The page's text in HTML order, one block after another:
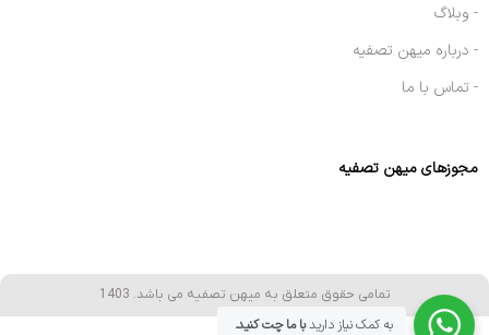
- وبلاگ
- درباره میهن تصفیه
- تماس با ما
مجوزهای میهن تصفیه
تمامی حقوق متعلق به میهن تصفیه می باشد. 1403
به کمک نیاز داریدبا ما چت کنید.